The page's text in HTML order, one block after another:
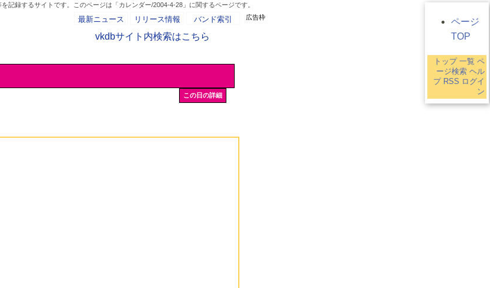
録するサイトです。このページは「カレンダー/2004-4-28」に関するページです。
最新ニュース リリース情報 バンド索引
vkdbサイト内検索はこちら
この日の詳細
広告枠
ページ
TOP
トップ 一覧 ペ
ージ検索 ヘル
プ RSS ログイ
ン